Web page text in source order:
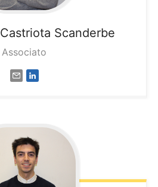
Castriota Scanderbe
Associato